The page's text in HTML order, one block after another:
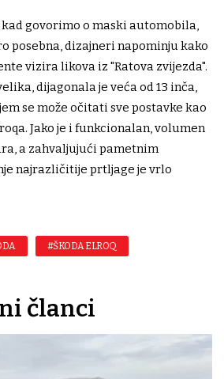
kad govorimo o maski automobila,
posebna, dizajneri napominju kako
vizira likova iz "Ratova zvijezda".
dijagonala je veća od 13 inča,
se može očitati sve postavke kao
Jako je i funkcionalan, volumen
a zahvaljujući pametnim
najrazličitije prtljage je vrlo
#ŠKODA ELROQ
članci